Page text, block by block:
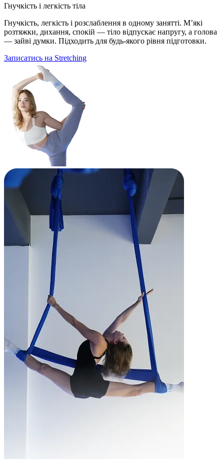
Гнучкість і легкість тіла
Гнучкість, легкість і розслаблення в одному занятті. М’які
розтяжки, дихання, спокій — тіло відпускає напругу, а голова
— зайві думки. Підходить для будь-якого рівня підготовки.
Записатись на Stretching